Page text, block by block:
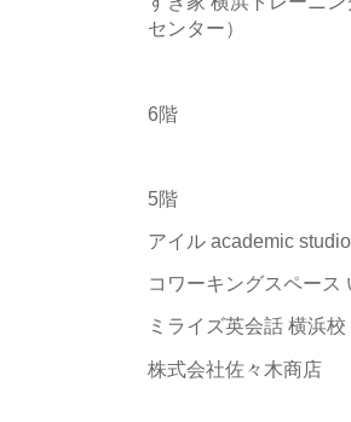
センター）
6階
5階
アイル academic studio
コワーキングスペース
ミライズ英会話 横浜校
株式会社佐々木商店